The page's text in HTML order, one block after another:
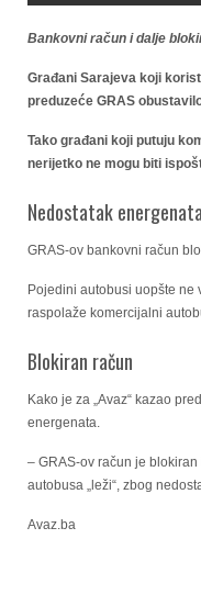
Bankovni račun i dalje
Građani Sarajeva koji
preduzeće GRAS
Tako građani koji putuju
nerijetko ne mogu biti
Nedostatak energenata
GRAS-ov bankovni račun
Pojedini autobusi uopšte
raspolaže komercijalni
Blokiran račun
Kako je za „Avaz“ kazao
energenata.
– GRAS-ov račun je
autobusa „leži“, zbog
Avaz.ba